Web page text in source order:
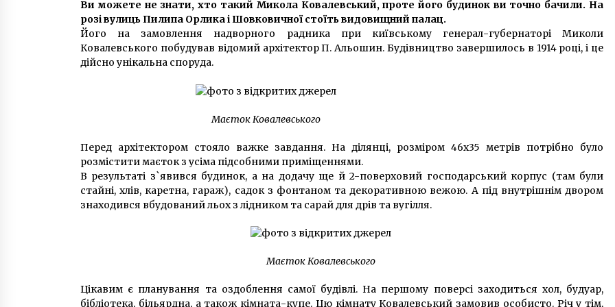
7 років ago
5 років ago
За 11 місяців 2019 року кількість
мешканців Києва зросла на 15
тисяч осіб
Провладна партія допускає
ліквідацію посади голови КМДА
пішов у політику
Ви можете не знати, хто такий Микола Ковалевський, проте його будинок ви точно бачили. На
розі вулиць Пилипа Орлика і Шовковичної стоїть видовищний палац.
Його на замовлення надворного радника при київському генерал-губернаторі Миколи
Ковалевського побудував відомий архітектор П. Альошин. Будівництво завершилось в 1914 році, і це
дійсно унікальна споруда.
Маєток Ковалевського
Перед архітектором стояло важке завдання. На ділянці, розміром 46х35 метрів потрібно було
розмістити маєток з усіма підсобними приміщеннями.
В результаті з`явився будинок, а на додачу ще й 2-поверховий господарський корпус (там були
стайні, хлів, каретна, гараж), садок з фонтаном та декоративною вежою. А під внутрішнім двором
знаходився вбудований льох з лідником та сарай для дрів та вугілля.
Маєток Ковалевського
Цікавим є планування та оздоблення самої будівлі. На першому поверсі заходиться хол, будуар,
бібліотека, більярдна, а також кімната-купе. Цю кімнату Ковалевський замовив особисто. Річ у тім,